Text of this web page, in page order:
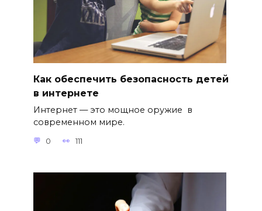
Как обеспечить безопасность детей
в интернете
Интернет — это мощное оружие в
современном мире.
0 111